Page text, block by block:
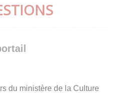
du ministère de la Culture